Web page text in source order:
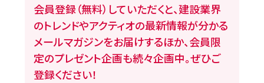
会員登録（無料）していただくと、建設業界
のトレンドやアクティオの最新情報が分かる
メールマガジンをお届けするほか、会員限
定のプレゼント企画も続々企画中。ぜひご
登録ください！